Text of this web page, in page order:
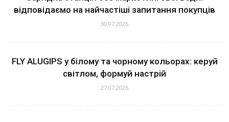
відповідаємо на найчастіші запитання покупців
30.07.2026
FLY ALUGIPS у білому та чорному кольорах: керуй
світлом, формуй настрій
27.07.2026